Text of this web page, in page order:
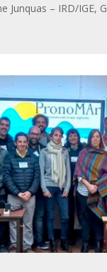
Junquas – IRD/IGE,